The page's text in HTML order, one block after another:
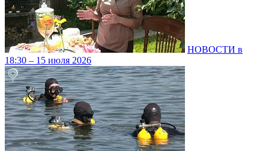
НОВОСТИ в
18:30 – 15 июля 2026